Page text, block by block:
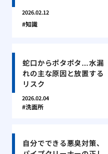
2026.02.12
知識
蛇口からポタポタ…水漏
れの主な原因と放置する
リスク
2026.02.04
洗面所
自分でできる悪臭対策、